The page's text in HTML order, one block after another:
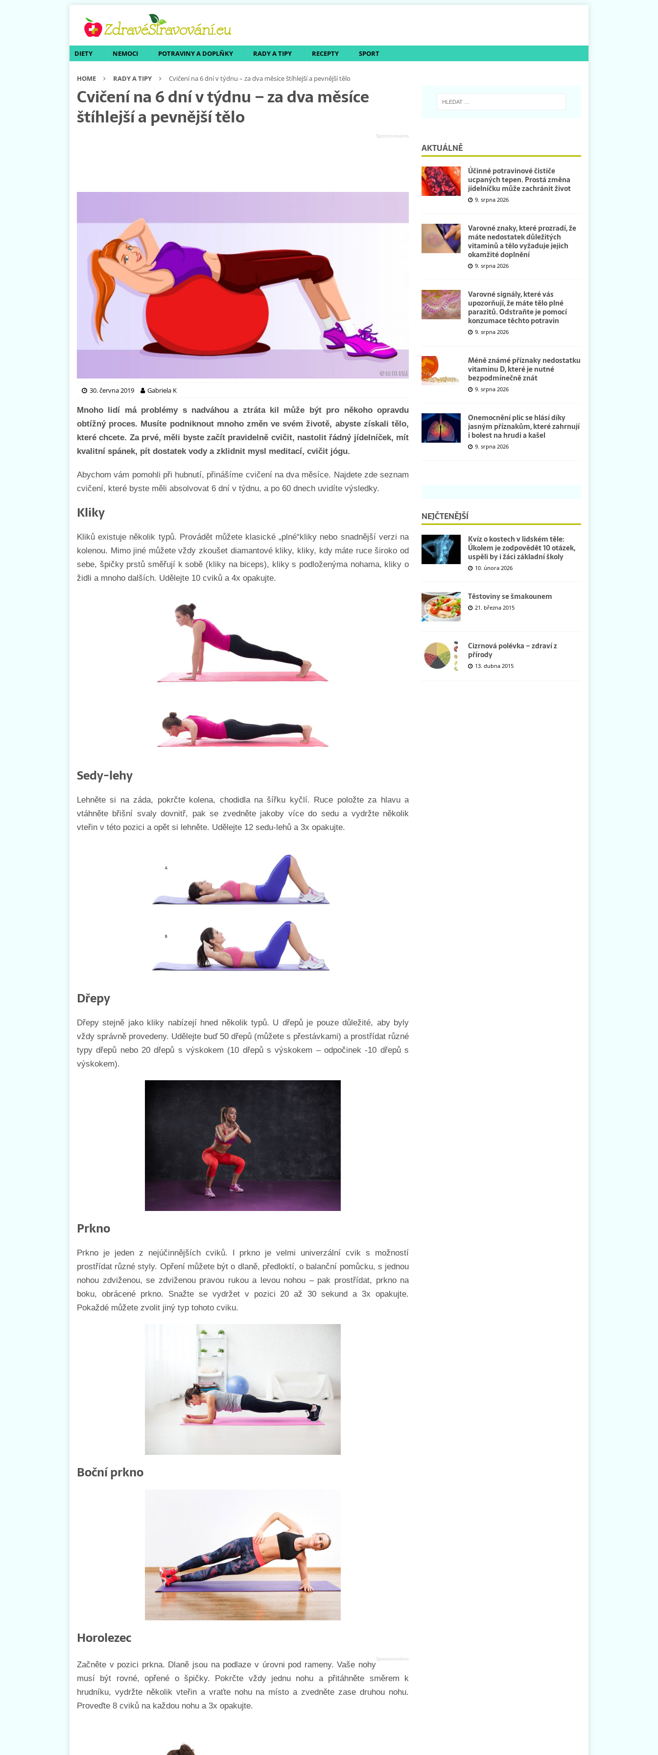
DIETY NEMOCI POTRAVINY A DOPLŇKY RADY A TIPY RECEPTY SPORT
HOME RADY A TIPY Cvičení na 6 dní v týdnu – za dva měsíce štíhlejší a pevnější tělo
Cvičení na 6 dní v týdnu – za dva měsíce
štíhlejší a pevnější tělo
30. června 2019 Gabriela K
Mnoho lidí má problémy s nadváhou a ztráta kil může být pro někoho opravdu
obtížný proces. Musíte podniknout mnoho změn ve svém životě, abyste získali tělo,
které chcete. Za prvé, měli byste začít pravidelně cvičit, nastolit řádný jídelníček, mít
kvalitní spánek, pít dostatek vody a zklidnit mysl meditací, cvičit jógu.
Abychom vám pomohli při hubnutí, přinášíme cvičení na dva měsíce. Najdete zde seznam
cvičení, které byste měli absolvovat 6 dní v týdnu, a po 60 dnech uvidíte výsledky.
Kliky
Kliků existuje několik typů. Provádět můžete klasické „plné“kliky nebo snadnější verzi na
kolenou. Mimo jiné můžete vždy zkoušet diamantové kliky, kliky, kdy máte ruce široko od
sebe, špičky prstů směřují k sobě (kliky na biceps), kliky s podloženýma nohama, kliky o
židli a mnoho dalších. Udělejte 10 cviků a 4x opakujte.
Sedy-lehy
Lehněte si na záda, pokrčte kolena, chodidla na šířku kyčlí. Ruce položte za hlavu a
vtáhněte břišní svaly dovnitř, pak se zvedněte jakoby více do sedu a vydržte několik
vteřin v této pozici a opět si lehněte. Udělejte 12 sedu-lehů a 3x opakujte.
Dřepy
Dřepy stejně jako kliky nabízejí hned několik typů. U dřepů je pouze důležité, aby byly
vždy správně provedeny. Udělejte buď 50 dřepů (můžete s přestávkami) a prostřídat různé
typy dřepů nebo 20 dřepů s výskokem (10 dřepů s výskokem – odpočinek -10 dřepů s
výskokem).
Prkno
Prkno je jeden z nejúčinnějších cviků. I prkno je velmi univerzální cvik s možností
prostřídat různé styly. Opření můžete být o dlaně, předloktí, o balanční pomůcku, s jednou
nohou zdviženou, se zdviženou pravou rukou a levou nohou – pak prostřídat, prkno na
boku, obrácené prkno. Snažte se vydržet v pozici 20 až 30 sekund a 3x opakujte.
Pokaždé můžete zvolit jiný typ tohoto cviku.
Boční prkno
Horolezec
Začněte v pozici prkna. Dlaně jsou na podlaze v úrovni pod rameny. Vaše nohy
musí být rovné, opřené o špičky. Pokrčte vždy jednu nohu a přitáhněte směrem k
hrudníku, vydržte několik vteřin a vraťte nohu na místo a zvedněte zase druhou nohu.
Proveďte 8 cviků na každou nohu a 3x opakujte.
AKTUÁLNĚ
Účinné potravinové čističe
ucpaných tepen. Prostá změna
jídelníčku může zachránit život
9. srpna 2026
Varovné znaky, které prozradí, že
máte nedostatek důležitých
vitaminů a tělo vyžaduje jejich
okamžité doplnění
9. srpna 2026
Varovné signály, které vás
upozorňují, že máte tělo plné
parazitů. Odstraňte je pomocí
konzumace těchto potravin
9. srpna 2026
Méně známé příznaky nedostatku
vitaminu D, které je nutné
bezpodmínečně znát
9. srpna 2026
Onemocnění plic se hlásí díky
jasným příznakům, které zahrnují
i bolest na hrudi a kašel
9. srpna 2026
NEJČTENĚJŠÍ
Kvíz o kostech v lidském těle:
Úkolem je zodpovědět 10 otázek,
uspěli by i žáci základní školy
10. února 2026
Těstoviny se šmakounem
21. března 2015
Cizrnová polévka – zdraví z
přírody
13. dubna 2015